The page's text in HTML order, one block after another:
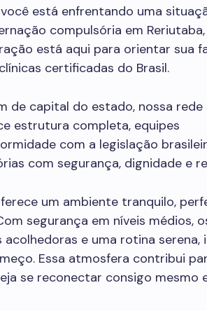
está enfrentando uma
compulsória em Reriutaba,
está aqui para orientar sua
certificadas do Brasil.
de capital do estado, nossa rede
estrutura completa, equipes
com a legislação
com segurança, dignidade e
um ambiente tranquilo,
segurança em níveis médios,
e uma rotina serena,
Essa atmosfera contribui
se reconectar consigo mesmo